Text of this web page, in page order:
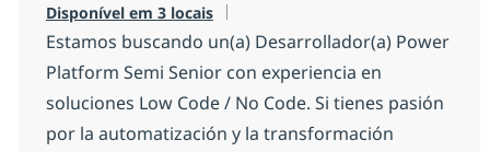
Disponível em 3 locais
Estamos buscando un(a) Desarrollador(a) Power
Platform Semi Senior con experiencia en
soluciones Low Code / No Code. Si tienes pasión
por la automatización y la transformación